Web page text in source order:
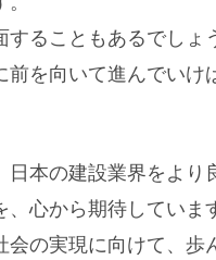
ることもあるでしょ
前を向いて進んでいけ
日本の建設業界をより
心から期待していま
会の実現に向けて、歩